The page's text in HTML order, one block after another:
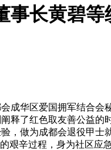
事长黄碧等
华区爱国拥军结合会
释了红色取友善公益
，做为成都会退役甲
辛过程，身为社区应